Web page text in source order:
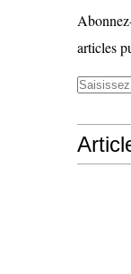
articles